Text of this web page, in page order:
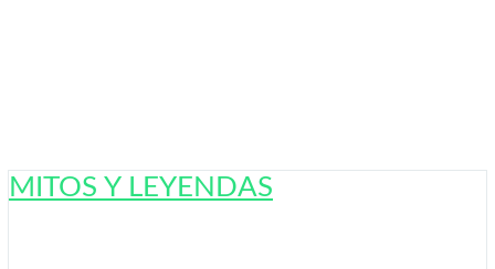
MITOS Y LEYENDAS